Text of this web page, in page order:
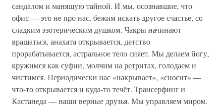
сандалом и манящую тайной. И мы, осознавшие, что
офис — это не про нас, бежим искать другое счастье, со
сладким эзотерическим душком. Чакры начинают
вращаться, анахата открывается, детство
прорабатывается, астральное тело сияет. Мы делаем йогу,
кружимся как суфии, молчим на ретритах, голодаем и
чистимся. Периодически нас «накрывает», «сносит» —
что-то открывается и куда-то течёт. Трансерфинг и
Кастанеда — наши верные друзья. Мы управляем миром.